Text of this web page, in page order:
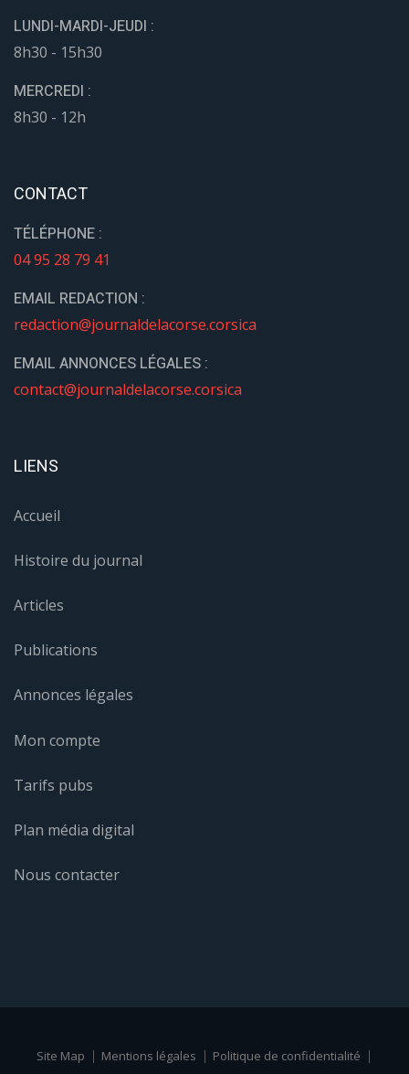
LUNDI-MARDI-JEUDI :
8h30 - 15h30
MERCREDI :
8h30 - 12h
CONTACT
TÉLÉPHONE :
04 95 28 79 41
EMAIL REDACTION :
redaction@journaldelacorse.corsica
EMAIL ANNONCES LÉGALES :
contact@journaldelacorse.corsica
LIENS
Accueil
Histoire du journal
Articles
Publications
Annonces légales
Mon compte
Tarifs pubs
Plan média digital
Nous contacter
Site Map Mentions légales
Politique de confidentialité